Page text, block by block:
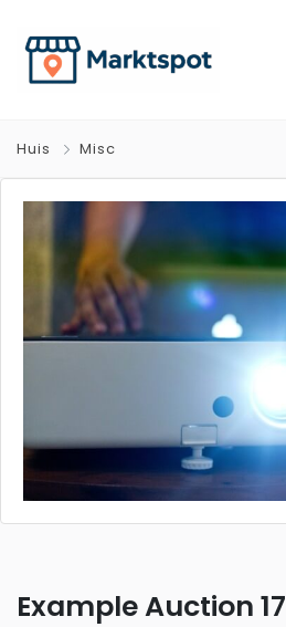
Huis Misc
Example Auction 17